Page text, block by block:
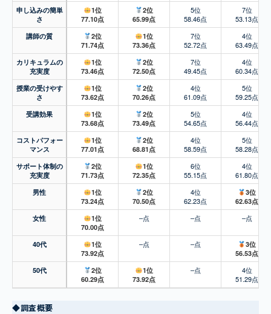
申し込みの簡単
さ
1位
77.10点
2位
65.99点
5位
58.46点
7位
53.13点
講師の質
2位
71.74点
1位
73.36点
7位
52.72点
4位
63.49点
カリキュラムの
充実度
1位
73.46点
2位
72.50点
7位
49.45点
4位
60.34点
授業の受けやす
さ
1位
73.62点
2位
70.26点
4位
61.09点
5位
59.25点
受講効果
1位
73.68点
2位
73.49点
5位
54.65点
4位
56.44点
コストパフォー
マンス
1位
77.01点
2位
68.81点
4位
58.59点
5位
58.28点
サポート体制の
充実度
2位
71.73点
1位
72.35点
6位
55.15点
4位
61.80点
男性
1位
73.24点
2位
70.50点
4位
62.23点
3位
62.63点
女性
1位
70.00点
–点 –点 –点
40代
1位
73.92点
–点 –点
3位
56.53点
50代
2位
60.29点
1位
73.92点
–点
4位
51.29点
◆調査概要